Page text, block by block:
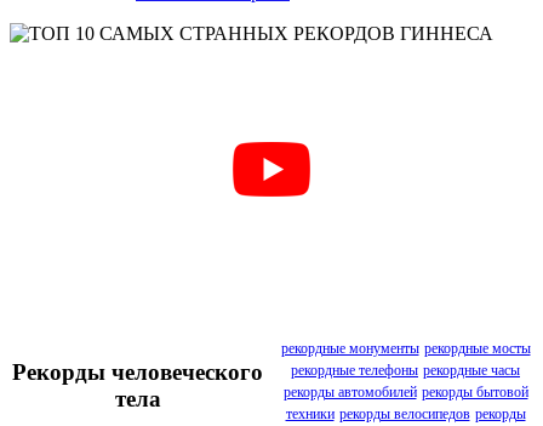
Рекорды человеческого
тела
рекордные монументы рекордные мосты
рекордные телефоны рекордные часы
рекорды автомобилей рекорды бытовой
техники рекорды велосипедов рекорды